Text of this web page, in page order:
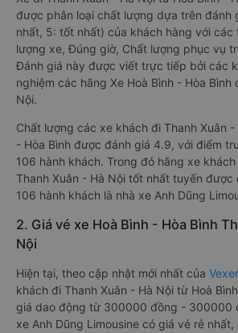
được phân loại chất lượng dựa trên đánh
nhất, 5: tốt nhất) của khách hàng với các
lượng xe, Đúng giờ, Chất lượng phục vụ
Đánh giá này được viết trực tiếp bởi các
nghiệm các hãng Xe Hoà Bình - Hòa Bình
Nội.
Chất lượng các xe khách đi Thanh Xuân -
- Hòa Bình được đánh giá 4.9, với điểm
106 hành khách. Trong đó hãng xe khách
Thanh Xuân - Hà Nội tốt nhất tuyến
106 hành khách là nhà xe Anh Dũng
2. Giá vé xe Hoà Bình - Hòa Bình
Nội
Hiện tại, theo cập nhật mới nhất của
khách đi Thanh Xuân - Hà Nội từ Hoà
giá dao động từ 300000 đồng - 300000
xe Anh Dũng Limousine có giá vé rẻ